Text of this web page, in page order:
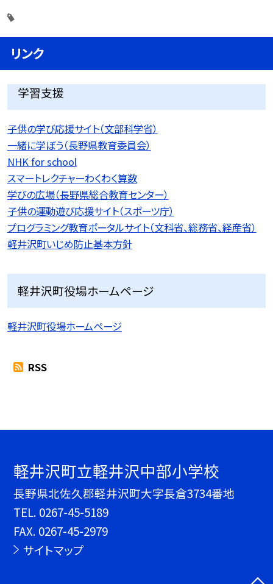
リンク
学習支援
子供の学び応援サイト（文部科学省）
一緒に学ぼう（長野県教育委員会）
NHK for school
スマートレクチャーわくわく算数
学びの広場（長野県総合教育センター）
子供の運動遊び応援サイト（スポーツ庁）
プログラミング教育ポータルサイト（文科省、総務省、経産省）
軽井沢町いじめ防止基本方針
軽井沢町役場ホームページ
軽井沢町役場ホームページ
RSS
軽井沢町立軽井沢中部小学校
長野県北佐久郡軽井沢町大字長倉3734番地
TEL. 0267-45-5189
FAX. 0267-45-2979
サイトマップ